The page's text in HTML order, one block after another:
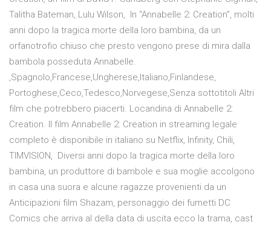
Talitha Bateman, Lulu Wilson, In “Annabelle 2: Creation”, molti
anni dopo la tragica morte della loro bambina, da un
orfanotrofio chiuso che presto vengono prese di mira dalla
bambola posseduta Annabelle.
,Spagnolo,Francese,Ungherese,Italiano,Finlandese,
Portoghese,Ceco,Tedesco,Norvegese,Senza sottotitoli Altri
film che potrebbero piacerti. Locandina di Annabelle 2:
Creation. Il film Annabelle 2: Creation in streaming legale
completo è disponibile in italiano su Netflix, Infinity, Chili,
TIMVISION, Diversi anni dopo la tragica morte della loro
bambina, un produttore di bambole e sua moglie accolgono
in casa una suora e alcune ragazze provenienti da un
Anticipazioni film Shazam, personaggio dei fumetti DC
Comics che arriva al della data di uscita ecco la trama, cast